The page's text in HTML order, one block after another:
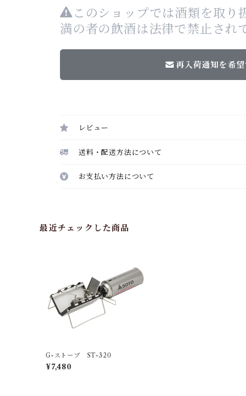
このショップでは酒類を取り
満の者の飲酒は法律で禁止され
再入荷通知を希望
レビュー
送料・配送方法について
お支払い方法について
最近チェックした商品
G-ストーブ ST-320
¥7,480